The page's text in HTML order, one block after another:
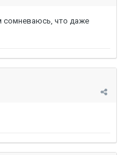
сомневаюсь, что даже